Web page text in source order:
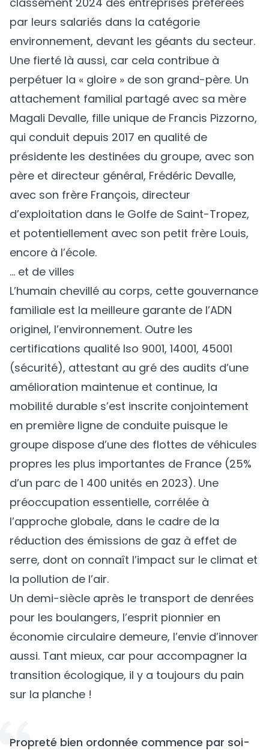
par leurs salariés dans la catégorie
environnement, devant les géants du secteur.
Une fierté là aussi, car cela contribue à
perpétuer la « gloire » de son grand-père. Un
attachement familial partagé avec sa mère
Magali Devalle, fille unique de Francis Pizzorno,
qui conduit depuis 2017 en qualité de
présidente les destinées du groupe, avec son
père et directeur général, Frédéric Devalle,
avec son frère François, directeur
d’exploitation dans le Golfe de Saint-Tropez,
et potentiellement avec son petit frère Louis,
encore à l’école.
… et de villes
L’humain chevillé au corps, cette gouvernance
familiale est la meilleure garante de l’ADN
originel, l’environnement. Outre les
certifications qualité Iso 9001, 14001, 45001
(sécurité), attestant au gré des audits d’une
amélioration maintenue et continue, la
mobilité durable s’est inscrite conjointement
en première ligne de conduite puisque le
groupe dispose d’une des flottes de véhicules
propres les plus importantes de France (25%
d’un parc de 1 400 unités en 2023). Une
préoccupation essentielle, corrélée à
l’approche globale, dans le cadre de la
réduction des émissions de gaz à effet de
serre, dont on connaît l’impact sur le climat et
la pollution de l’air.
Un demi-siècle après le transport de denrées
pour les boulangers, l’esprit pionnier en
économie circulaire demeure, l’envie d’innover
aussi. Tant mieux, car pour accompagner la
transition écologique, il y a toujours du pain
sur la planche !
Propreté bien ordonnée commence par soi-